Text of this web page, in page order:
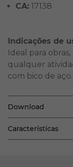
CA: 17138
Indicações de
Ideal para
qualquer
com bico de aço.
Download
Características